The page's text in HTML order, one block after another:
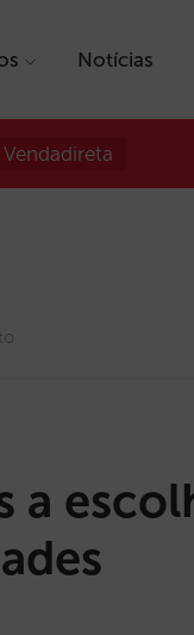
Notícias
Vendadireta
a